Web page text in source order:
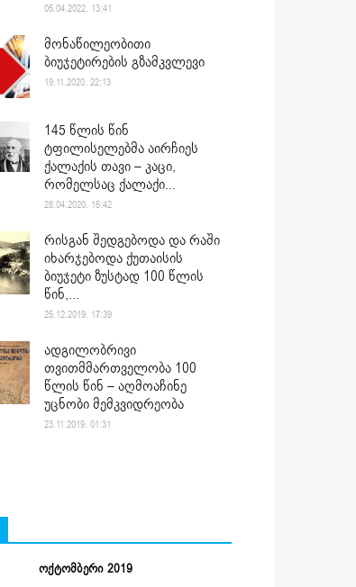
05.04.2022. 13:41
მონაწილეობითი
ბიუჯეტირების გზამკვლევი
19.11.2020. 22:13
145 წლის წინ
ტფილისელებმა აირჩიეს
ქალაქის თავი – კაცი,
რომელსაც ქალაქი...
28.04.2020. 15:42
რისგან შედგებოდა და რაში
იხარჯებოდა ქუთაისის
ბიუჯეტი ზუსტად 100 წლის
წინ,...
25.12.2019. 17:39
ადგილობრივი
თვითმმართველობა 100
წლის წინ – აღმოაჩინე
უცნობი მემკვიდრეობა
23.11.2019. 01:31
ოქტომბერი 2019